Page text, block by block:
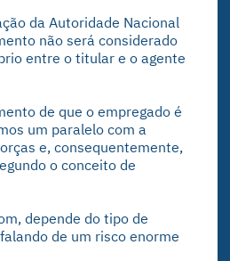
da Autoridade Nacional
não será considerado
entre o titular e o agente
de que o empregado é
um paralelo com a
e, consequentemente,
o conceito de
depende do tipo de
de um risco enorme